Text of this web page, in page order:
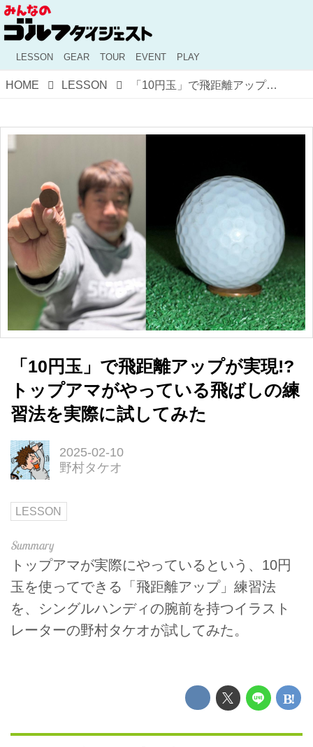
LESSON GEAR TOUR EVENT PLAY
HOME LESSON 「10円玉」で飛距離アップが実現!? トップアマがやっている飛ばしの練習法を実際に試してみた
「10円玉」で飛距離アップが実現!?
トップアマがやっている飛ばしの練
習法を実際に試してみた
2025-02-10
野村タケオ
LESSON
トップアマが実際にやっているという、10円
玉を使ってできる「飛距離アップ」練習法
を、シングルハンディの腕前を持つイラスト
レーターの野村タケオが試してみた。